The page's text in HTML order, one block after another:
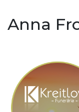
Anna